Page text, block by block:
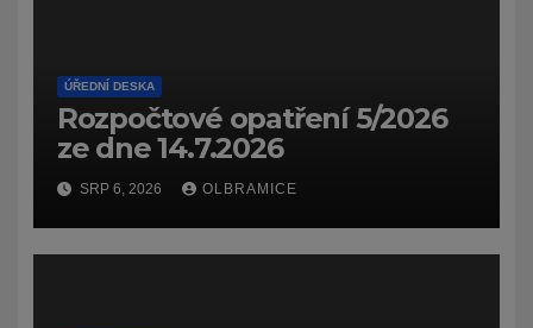
ÚŘEDNÍ DESKA
Rozpočtové opatření 5/2026
ze dne 14.7.2026
SRP 6, 2026 OLBRAMICE